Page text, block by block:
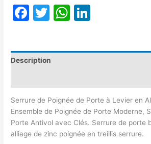
Facebook
TwitterWhatsApp
Description
Serrure de Poignée de Porte à Levier en
Ensemble de Poignée de Porte Moderne,
Porte Antivol avec Clés. Serrure de porte
alliage de zinc poignée en treillis serrure.